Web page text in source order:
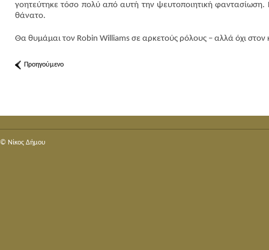
γοητεύτηκε τόσο πολύ από αυτή την ψευτοποιητική
θάνατο.
Θα θυμάμαι τον Robin Williams σε αρκετούς ρόλους – αλλά όχι στον
Προηγούμενο
© Nίκος Δήμου